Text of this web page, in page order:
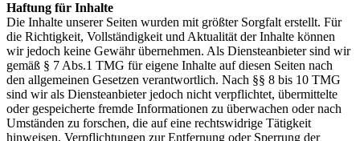
Haftung für Inhalte
Die Inhalte unserer Seiten wurden mit größter Sorgfalt erstellt. Für
die Richtigkeit, Vollständigkeit und Aktualität der Inhalte können
wir jedoch keine Gewähr übernehmen. Als Diensteanbieter sind wir
gemäß § 7 Abs.1 TMG für eigene Inhalte auf diesen Seiten nach
den allgemeinen Gesetzen verantwortlich. Nach §§ 8 bis 10 TMG
sind wir als Diensteanbieter jedoch nicht verpflichtet, übermittelte
oder gespeicherte fremde Informationen zu überwachen oder nach
Umständen zu forschen, die auf eine rechtswidrige Tätigkeit
hinweisen. Verpflichtungen zur Entfernung oder Sperrung der